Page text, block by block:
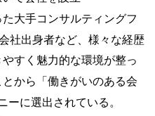
大手コンサルティングフ
社出身者など、様々な経歴
すく魅力的な環境が整っ
から「働きがいのある会
ーに選出されている。